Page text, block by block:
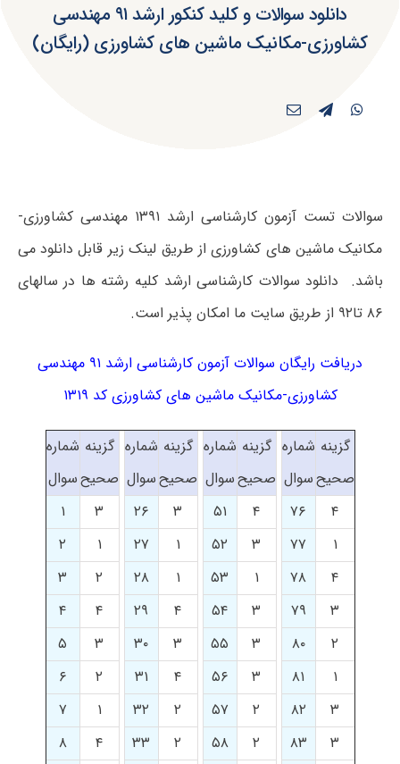
دانلود سوالات و کلید کنکور ارشد ۹۱ مهندسی
کشاورزی-مکانیک ماشین های کشاورزی (رایگان)
سوالات تست آزمون کارشناسی ارشد ۱۳۹۱ مهندسی کشاورزی-
مکانیک ماشین های کشاورزی از طریق لینک زیر قابل دانلود می
باشد. دانلود سوالات کارشناسی ارشد کلیه رشته ها در سالهای
۸۶ تا۹۲ از طریق سایت ما امکان پذیر است.
دریافت رایگان سوالات آزمون کارشناسی ارشد ۹۱ مهندسی
کشاورزی-مکانیک ماشین های کشاورزی کد ۱۳۱۹
گزینه
صحیح
شماره
سوال
گزینه
صحیح
شماره
سوال
گزینه
صحیح
شماره
سوال
گزینه
صحیح
شماره
سوال
۴
۷۶ ۴ ۵۱ ۳ ۲۶ ۳
۱
۱
۷۷ ۳ ۵۲ ۱ ۲۷ ۱
۲
۴
۷۸ ۱ ۵۳ ۱ ۲۸ ۲
۳
۳
۷۹ ۳ ۵۴ ۴ ۲۹ ۴
۴
۲
۸۰ ۳ ۵۵ ۳ ۳۰ ۳
۵
۱
۸۱ ۳ ۵۶ ۴ ۳۱ ۲
۶
۳
۸۲ ۲ ۵۷ ۲ ۳۲ ۱
۷
۳
۸۳ ۲ ۵۸ ۲ ۳۳ ۴
۸